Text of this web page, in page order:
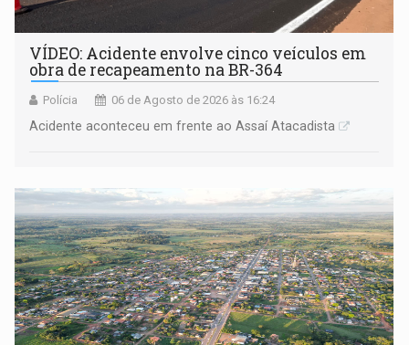
VÍDEO: Acidente envolve cinco veículos em
obra de recapeamento na BR-364
Polícia 06 de Agosto de 2026 às 16:24
Acidente aconteceu em frente ao Assaí Atacadista